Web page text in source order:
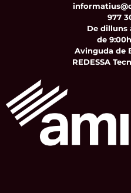
977
De dilluns
de
Avinguda de
REDESSA